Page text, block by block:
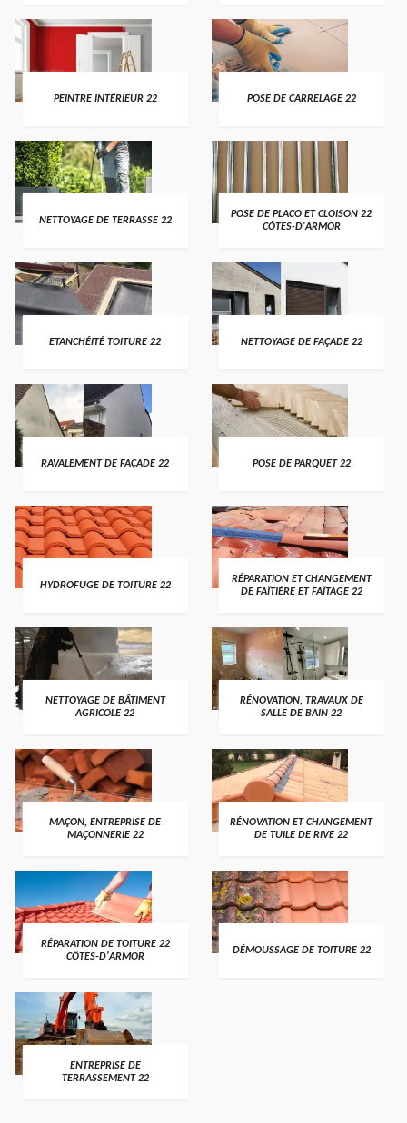
PEINTRE INTÉRIEUR 22 POSE DE CARRELAGE 22
NETTOYAGE DE TERRASSE 22
POSE DE PLACO ET CLOISON 22
CÔTES-D'ARMOR
ETANCHÉITÉ TOITURE 22 NETTOYAGE DE FAÇADE 22
RAVALEMENT DE FAÇADE 22 POSE DE PARQUET 22
HYDROFUGE DE TOITURE 22
RÉPARATION ET CHANGEMENT
DE FAÎTIÈRE ET FAÎTAGE 22
NETTOYAGE DE BÂTIMENT
AGRICOLE 22
RÉNOVATION, TRAVAUX DE
SALLE DE BAIN 22
MAÇON, ENTREPRISE DE
MAÇONNERIE 22
RÉNOVATION ET CHANGEMENT
DE TUILE DE RIVE 22
RÉPARATION DE TOITURE 22
CÔTES-D'ARMOR
DÉMOUSSAGE DE TOITURE 22
ENTREPRISE DE
TERRASSEMENT 22